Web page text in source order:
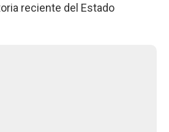
reciente del Estado